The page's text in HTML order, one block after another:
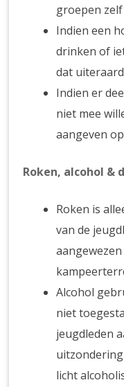
groepen zelf
Indien een
drinken of
dat
Indien er
niet mee
aangeven
Roken, alcohol &
Roken is
van de
Alcohol
niet
jeugdleden
licht